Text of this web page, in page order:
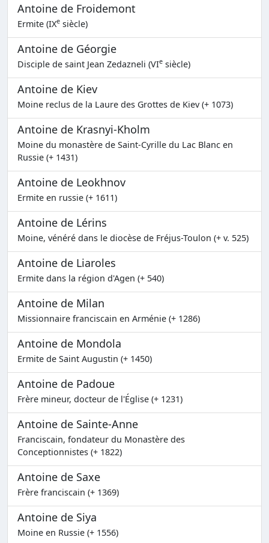
Antoine de Froidemont
Ermite (IXe siècle)
Antoine de Géorgie
Disciple de saint Jean Zedazneli (VIe siècle)
Antoine de Kiev
Moine reclus de la Laure des Grottes de Kiev (+ 1073)
Antoine de Krasnyi-Kholm
Moine du monastère de Saint-Cyrille du Lac Blanc en
Russie (+ 1431)
Antoine de Leokhnov
Ermite en russie (+ 1611)
Antoine de Lérins
Moine, vénéré dans le diocèse de Fréjus-Toulon (+ v. 525)
Antoine de Liaroles
Ermite dans la région d'Agen (+ 540)
Antoine de Milan
Missionnaire franciscain en Arménie (+ 1286)
Antoine de Mondola
Ermite de Saint Augustin (+ 1450)
Antoine de Padoue
Frère mineur, docteur de l'Église (+ 1231)
Antoine de Sainte-Anne
Franciscain, fondateur du Monastère des
Conceptionnistes (+ 1822)
Antoine de Saxe
Frère franciscain (+ 1369)
Antoine de Siya
Moine en Russie (+ 1556)